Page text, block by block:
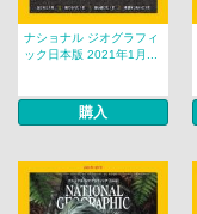
ナショナル ジオグラフィ
ック日本版 2021年1月...
購入